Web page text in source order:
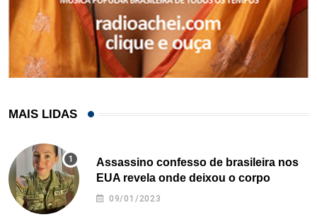
MAIS LIDAS
Assassino confesso de brasileira nos
EUA revela onde deixou o corpo
09/01/2023